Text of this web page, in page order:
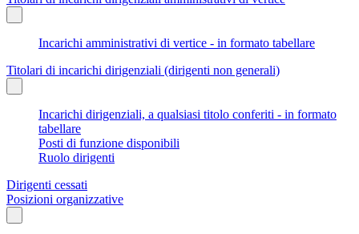
Incarichi amministrativi di vertice - in formato tabellare
Titolari di incarichi dirigenziali (dirigenti non generali)
Incarichi dirigenziali, a qualsiasi titolo conferiti - in formato
tabellare
Posti di funzione disponibili
Ruolo dirigenti
Dirigenti cessati
Posizioni organizzative